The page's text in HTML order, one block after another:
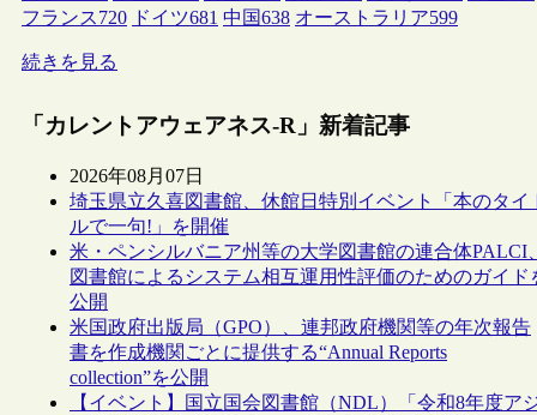
フランス720 ドイツ681 中国638 オーストラリア599
続きを見る
「カレントアウェアネス-R」新着記事
2026年08月07日
埼玉県立久喜図書館、休館日特別イベント「本のタイ
ルで一句!」を開催
米・ペンシルバニア州等の大学図書館の連合体PALCI、
図書館によるシステム相互運用性評価のためのガイド
公開
米国政府出版局（GPO）、連邦政府機関等の年次報告
書を作成機関ごとに提供する“Annual Reports
collection”を公開
【イベント】国立国会図書館（NDL）「令和8年度ア